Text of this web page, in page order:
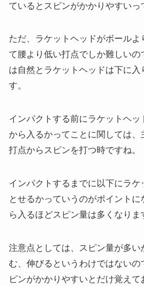
ているとスピンがかかりやすいっ
ただ、ラケットヘッドがボールよ
て腰より低い打点でしか難しいの
は自然とラケットヘッドは下に入
す。
インパクトする前にラケットヘッ
から入るかってことに関しては、
打点からスピンを打つ時ですね。
インパクトするまでに以下にラケ
とせるかっていうのがポイント
ら入るほどスピン量は多くなりま
注意点としては、スピン量が多い
む、伸びるというわけではないの
ピンがかかりやすいとだけ覚えて